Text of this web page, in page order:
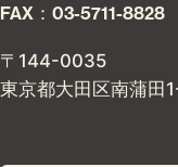
FAX：03-5711-8828
〒144-0035
東京都大田区南蒲田